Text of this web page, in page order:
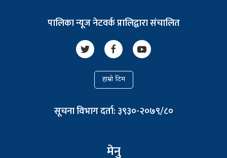
पालिका न्यूज नेटवर्क प्रालिद्वारा संचालित
हाम्रो टिम
सूचना विभाग दर्ता: ३९३०-२०७९/८०
मेनु